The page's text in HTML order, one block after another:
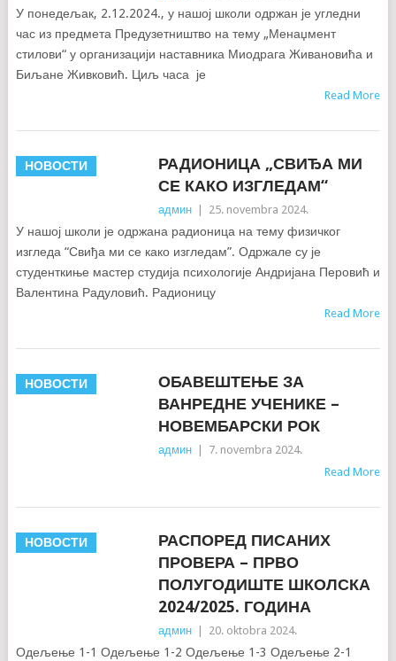
У понедељак, 2.12.2024., у нашој школи одржан је угледни
час из предмета Предузетништво на тему „Менаџмент
стилови“ у организацији наставника Миодрага Живановића и
Биљане Живковић. Циљ часа је
Read More
НОВОСТИ
РАДИОНИЦА „СВИЂА МИ
СЕ КАКО ИЗГЛЕДАМ“
админ 25. novembra 2024.
У нашој школи је одржана радионица на тему физичког
изгледа “Свиђа ми се како изгледам”. Одржале су је
студенткиње мастер студија психологије Андријана Перовић и
Валентина Радуловић. Радионицу
Read More
НОВОСТИ
ОБАВЕШТЕЊЕ ЗА
ВАНРЕДНЕ УЧЕНИКЕ –
НОВЕМБАРСКИ РОК
админ
7. novembra 2024.
Read More
НОВОСТИ
РАСПОРЕД ПИСАНИХ
ПРОВЕРА – ПРВО
ПОЛУГОДИШТЕ ШКОЛСКА
2024/2025. ГОДИНА
админ 20. oktobra 2024.
Одељење 1-1 Одељење 1-2 Одељење 1-3 Одељење 2-1